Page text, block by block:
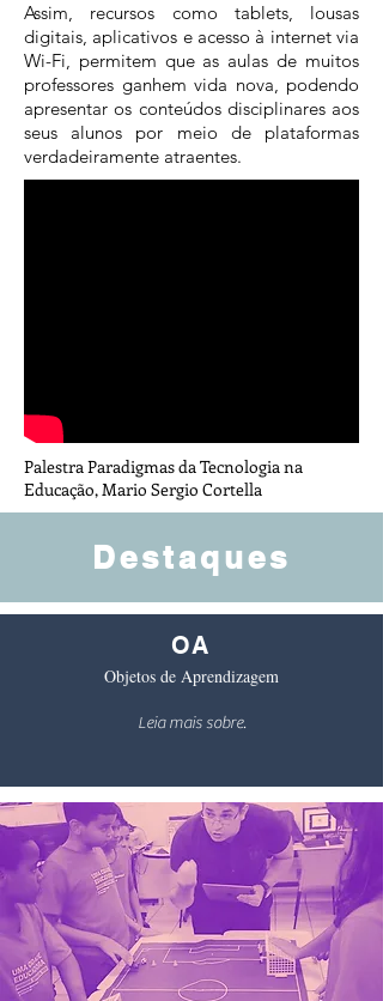
Assim, recursos como tablets, lousas
digitais, aplicativos e acesso à internet via
Wi-Fi, permitem que as aulas de muitos
professores ganhem vida nova, podendo
apresentar os conteúdos disciplinares aos
seus alunos por meio de plataformas
verdadeiramente atraentes.
PalestraParadigmas da Tecnologia na
Educação, Mario Sergio Cortella
Destaques
OA
Objetos de Aprendizagem
Leia mais sobre.